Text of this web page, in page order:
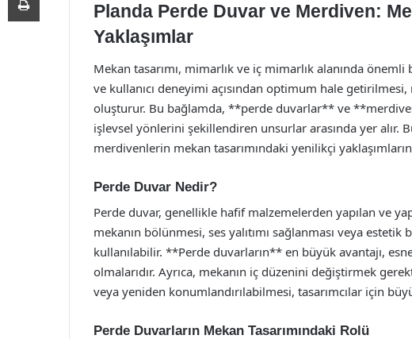
Planda Perde Duvar ve Merdiven:
Yaklaşımlar
Mekan tasarımı, mimarlık ve iç mimarlık alanında
ve kullanıcı deneyimi açısından optimum hale getirilmesi,
oluşturur. Bu bağlamda, **perde duvarlar** ve
işlevsel yönlerini şekillendiren unsurlar arasında yer alır.
merdivenlerin mekan tasarımındaki yenilikçi
Perde Duvar Nedir?
Perde duvar, genellikle hafif malzemelerden yapılan ve
mekanın bölünmesi, ses yalıtımı sağlanması veya
kullanılabilir. **Perde duvarların** en büyük avantajı,
olmalarıdır. Ayrıca, mekanın iç düzenini değiştirmek
veya yeniden konumlandırılabilmesi, tasarımcılar için
Perde Duvarların Mekan Tasarımındaki Rolü